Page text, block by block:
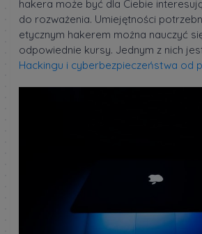
hakera może być dla Ciebie
do rozważenia. Umiejętności
etycznym hakerem można nauczyć
odpowiednie kursy. Jednym z nich
Hackingu i cyberbezpieczeństwa od